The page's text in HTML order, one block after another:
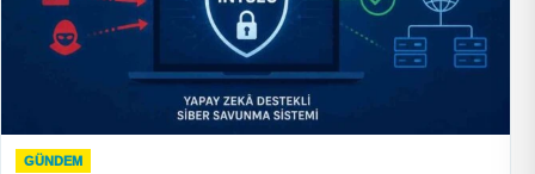
GÜNDEM